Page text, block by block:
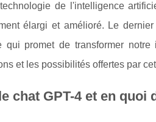
de l'intelligence
élargi et amélioré. Le
qui promet de transformer
et les possibilités offertes par
chat GPT-4 et en